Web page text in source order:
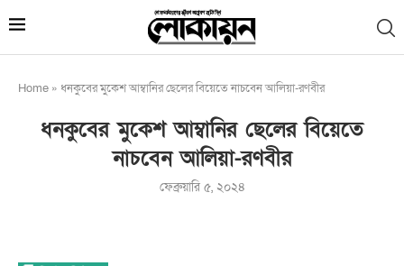
Home » ধনকুবের মুকেশ আম্বানির ছেলের বিয়েতে নাচবেন আলিয়া-রণবীর
ধনকুবের মুকেশ আম্বানির ছেলের বিয়েতে
নাচবেন আলিয়া-রণবীর
ফেব্রুয়ারি ৫, ২০২৪